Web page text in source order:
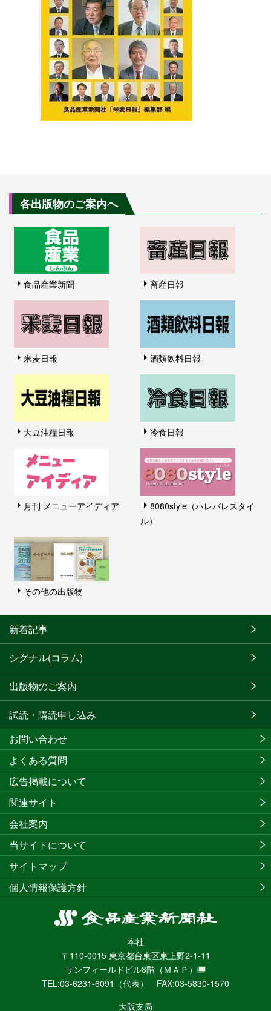
各出版物のご案内へ
食品産業新聞 畜産日報
米麦日報 酒類飲料日報
大豆油糧日報 冷食日報
月刊 メニューアイディア
8080style（ハレバレスタイ
ル）
その他の出版物
新着記事
シグナル(コラム)
出版物のご案内
試読・購読申し込み
食
産
業
新
聞
社
本社
〒110-0015 東京都台東区東上野2-1-11
サンフィールドビル8階 （ＭＡＰ）
TEL:03-6231-6091（代表） FAX:03-5830-1570
大阪支局
お問い合わせ
よくある質問
広告掲載について
関連サイト
会社案内
当サイトについて
サイトマップ
個人情報保護方針